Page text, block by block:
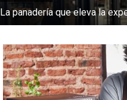
La panadería que eleva la